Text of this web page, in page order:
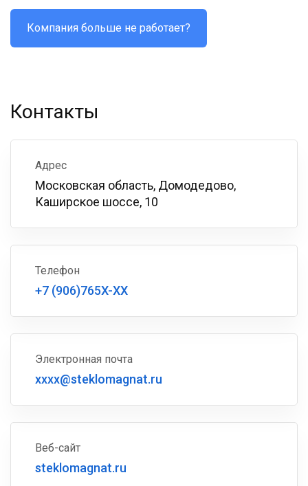
Компания больше не работает?
Контакты
Адрес
Московская область, Домодедово,
Каширское шоссе, 10
Телефон
+7 (906)765X-XX
Электронная почта
xxxx@steklomagnat.ru
Веб-сайт
steklomagnat.ru